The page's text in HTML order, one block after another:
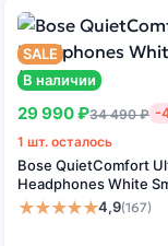
SALE
В наличии
29 990 ₽34 490 ₽ -
1 шт. осталось
Bose QuietComfort
Headphones White
★★★★★4,9(167)